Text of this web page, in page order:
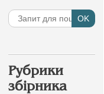
Рубрики
збірника